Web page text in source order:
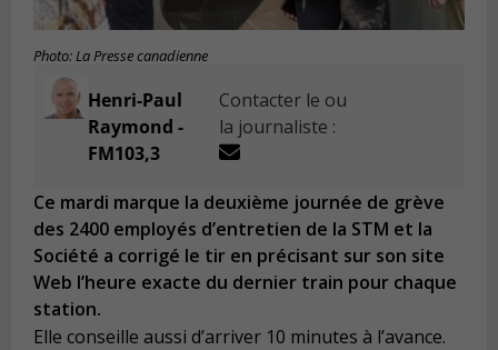
Photo: La Presse canadienne
Henri-Paul
Raymond -
FM103,3
Contacter le ou
la journaliste :
Ce mardi marque la deuxième journée de grève
des 2400 employés d’entretien de la STM et la
Société a corrigé le tir en précisant sur son site
Web l’heure exacte du dernier train pour chaque
station.
Elle conseille aussi d’arriver 10 minutes à l’avance.